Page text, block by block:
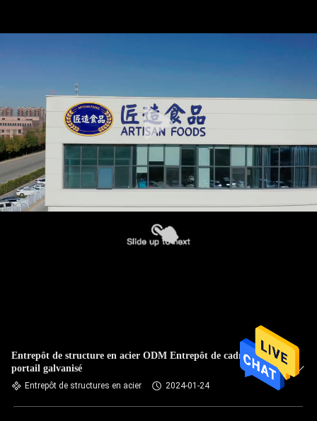
Entrepôt de structure en acier ODM Entrepôt de cadre de
portail galvanisé
Entrepôt de structures en acier 2024-01-24